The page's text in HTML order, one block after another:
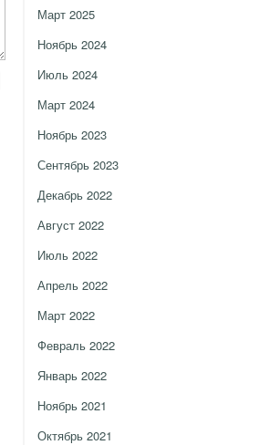
Март 2025
Ноябрь 2024
Июль 2024
Март 2024
Ноябрь 2023
Сентябрь 2023
Декабрь 2022
Август 2022
Июль 2022
Апрель 2022
Март 2022
Февраль 2022
Январь 2022
Ноябрь 2021
Октябрь 2021